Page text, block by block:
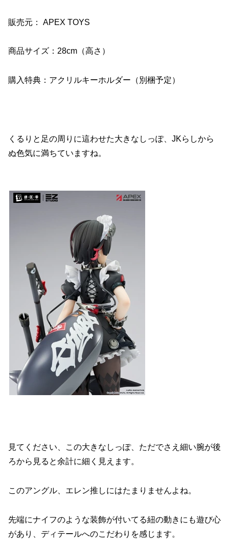
販売元： APEX TOYS
商品サイズ：28cm（高さ）
購入特典：アクリルキーホルダー（別梱予定）
くるりと足の周りに這わせた大きなしっぽ、JKらしから
ぬ色気に満ちていますね。
見てください、この大きなしっぽ、ただでさえ細い腕が後
ろから見ると余計に細く見えます。
このアングル、エレン推しにはたまりませんよね。
先端にナイフのような装飾が付いてる紐の動きにも遊び心
があり、ディテールへのこだわりを感じます。